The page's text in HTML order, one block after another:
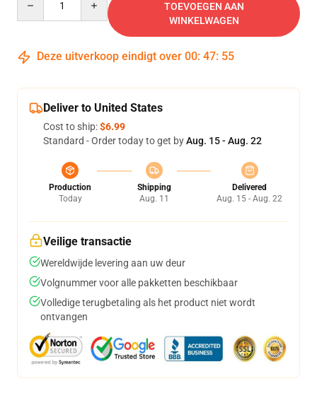
TOEVOEGEN AAN
WINKELWAGEN
Deze uitverkoop eindigt over 00: 47: 54
Deliver to United States
Cost to ship:$6.99
Standard - Order today to get byAug. 15 - Aug. 22
Production
Today
Shipping
Aug. 11
Delivered
Aug. 15 - Aug. 22
Veilige transactie
Wereldwijde levering aan uw deur
Volgnummer voor alle pakketten beschikbaar
Volledige terugbetaling als het product niet wordt
ontvangen